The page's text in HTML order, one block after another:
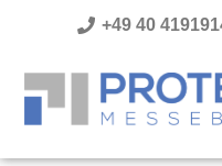
+49 40